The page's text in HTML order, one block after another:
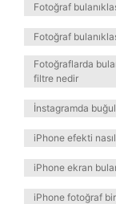
Fotoğraf
Fotoğraf
Fotoğraflarda
filtre nedir
İnstagramda
iPhone efekti nasıl
iPhone ekran
iPhone fotoğraf